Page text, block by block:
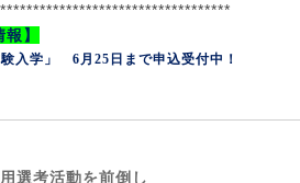
】
験入学」 6月 25 日まで申込受付中！
選考活動を前倒し